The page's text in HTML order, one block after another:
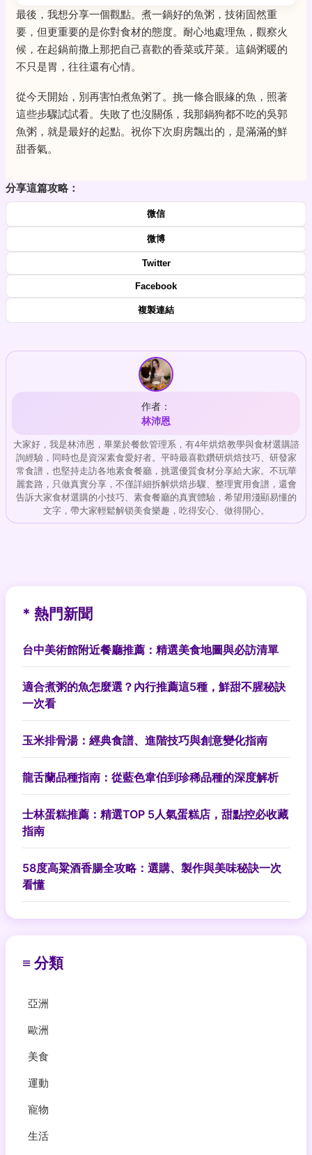
最後，我想分享一個觀點。煮一鍋好的魚粥，技術固然重
要，但更重要的是你對食材的態度。耐心地處理魚，觀察火
候，在起鍋前撒上那把自己喜歡的香菜或芹菜。這鍋粥暖的
不只是胃，往往還有心情。
從今天開始，別再害怕煮魚粥了。挑一條合眼緣的魚，照著
這些步驟試試看。失敗了也沒關係，我那鍋狗都不吃的吳郭
魚粥，就是最好的起點。祝你下次廚房飄出的，是滿滿的鮮
甜香氣。
分享這篇攻略：
微信
微博
Twitter
Facebook
複製連結
作者：
林沛恩
大家好，我是林沛恩，畢業於餐飲管理系，有4年烘焙教學與食材選購諮
詢經驗，同時也是資深素食愛好者。平時最喜歡鑽研烘焙技巧、研發家
常食譜，也堅持走訪各地素食餐廳，挑選優質食材分享給大家。不玩華
麗套路，只做真實分享，不僅詳細拆解烘焙步驟、整理實用食譜，還會
告訴大家食材選購的小技巧、素食餐廳的真實體驗，希望用淺顯易懂的
文字，帶大家輕鬆解锁美食樂趣，吃得安心、做得開心。
* 熱門新聞
台中美術館附近餐廳推薦：精選美食地圖與必訪清單
適合煮粥的魚怎麼選？內行推薦這5種，鮮甜不腥秘訣
一次看
玉米排骨湯：經典食譜、進階技巧與創意變化指南
龍舌蘭品種指南：從藍色韋伯到珍稀品種的深度解析
士林蛋糕推薦：精選TOP 5人氣蛋糕店，甜點控必收藏
指南
58度高粱酒香腸全攻略：選購、製作與美味秘訣一次
看懂
≡ 分類
亞洲
歐洲
美食
運動
寵物
生活